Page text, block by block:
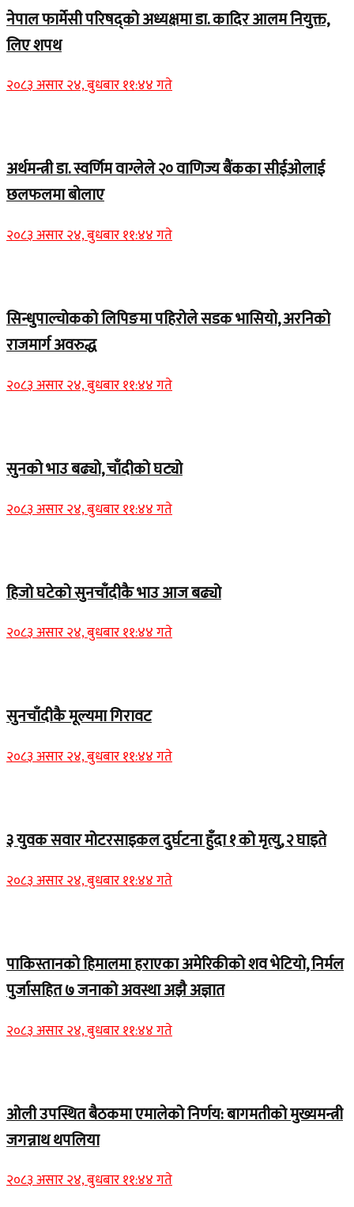
नेपाल फार्मेसी परिषद्को अध्यक्षमा डा. कादिर आलम नियुक्त,
लिए शपथ
२०८३ असार २४, बुधबार ११:४४ गते
अर्थमन्त्री डा. स्वर्णिम वाग्लेले २० वाणिज्य बैंकका सीईओलाई
छलफलमा बोलाए
२०८३ असार २४, बुधबार ११:४४ गते
सिन्धुपाल्चोकको लिपिङमा पहिरोले सडक भासियो, अरनिको
राजमार्ग अवरुद्ध
२०८३ असार २४, बुधबार ११:४४ गते
सुनको भाउ बढ्यो, चाँदीको घट्यो
२०८३ असार २४, बुधबार ११:४४ गते
हिजो घटेको सुनचाँदीकै भाउ आज बढ्यो
२०८३ असार २४, बुधबार ११:४४ गते
सुनचाँदीकै मूल्यमा गिरावट
२०८३ असार २४, बुधबार ११:४४ गते
३ युवक सवार मोटरसाइकल दुर्घटना हुँदा १ को मृत्यु, २ घाइते
२०८३ असार २४, बुधबार ११:४४ गते
पाकिस्तानको हिमालमा हराएका अमेरिकीको शव भेटियो, निर्मल
पुर्जासहित ७ जनाको अवस्था अझै अज्ञात
२०८३ असार २४, बुधबार ११:४४ गते
ओली उपस्थित बैठकमा एमालेको निर्णय: बागमतीको मुख्यमन्त्री
जगन्नाथ थपलिया
२०८३ असार २४, बुधबार ११:४४ गते